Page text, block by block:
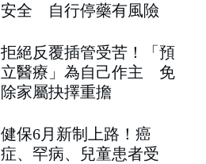
安全 自行停藥有風險
拒絕反覆插管受苦！「預
立醫療」為自己作主 免
除家屬抉擇重擔
健保6月新制上路！癌
症、罕病、兒童患者受